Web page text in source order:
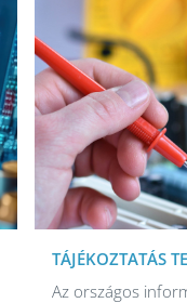
TÁJÉKOZTATÁS
Az országos